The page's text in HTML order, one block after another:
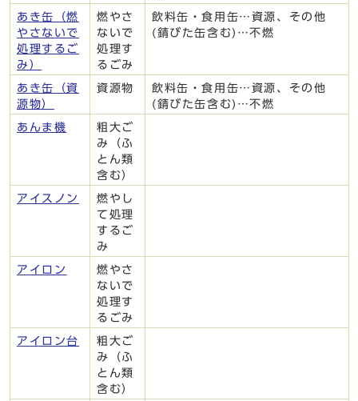
あき缶（燃
やさないで
処理するご
み）
燃やさ
ないで
処理す
るごみ
飲料缶・食用缶…資源、その他
(錆びた缶含む)…不燃
あき缶（資
源物）
資源物
飲料缶・食用缶…資源、その他
(錆びた缶含む)…不燃
あんま機
粗大ご
み（ふ
とん類
含む）
アイスノン
燃やし
て処理
するご
み
アイロン
燃やさ
ないで
処理す
るごみ
アイロン台
粗大ご
み（ふ
とん類
含む）